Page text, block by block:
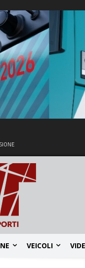
VEICOLI